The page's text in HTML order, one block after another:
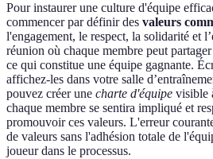
Pour instaurer une culture d'équipe
commencer par définir des valeurs
l'engagement, le respect, la solidarité et
réunion où chaque membre peut partager
ce qui constitue une équipe gagnante.
affichez-les dans votre salle
pouvez créer une charte d'équipe visible
chaque membre se sentira impliqué et
promouvoir ces valeurs. L'erreur
de valeurs sans l'adhésion totale de
joueur dans le processus.